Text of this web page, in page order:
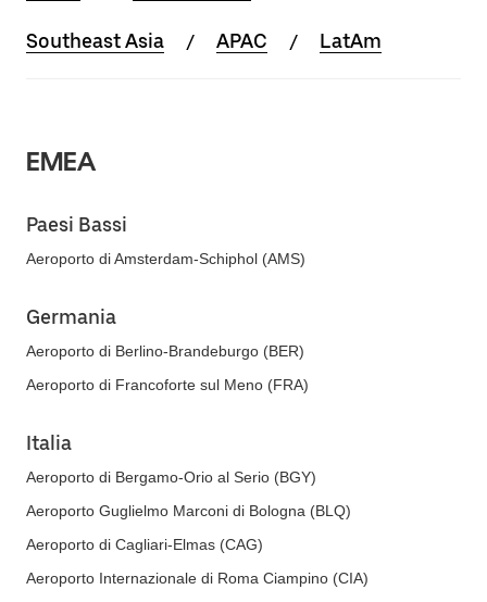
Southeast Asia APAC LatAm
EMEA
Paesi Bassi
Aeroporto di Amsterdam-Schiphol (AMS)
Germania
Aeroporto di Berlino-Brandeburgo (BER)
Aeroporto di Francoforte sul Meno (FRA)
Italia
Aeroporto di Bergamo-Orio al Serio (BGY)
Aeroporto Guglielmo Marconi di Bologna (BLQ)
Aeroporto di Cagliari-Elmas (CAG)
Aeroporto Internazionale di Roma Ciampino (CIA)